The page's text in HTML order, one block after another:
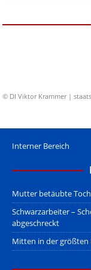
© DI Viktor Krammer |
Interner Bereich
Mutter betäubte
Schwarzarbeiter –
abgeschreckt
Mitten in der größten